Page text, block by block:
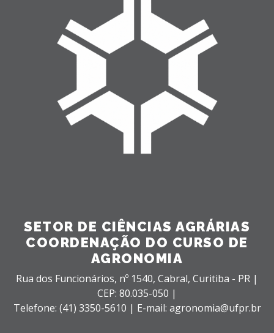
SETOR DE CIÊNCIAS AGRÁRIAS
COORDENAÇÃO DO CURSO DE
AGRONOMIA
Rua dos Funcionários, nº 1540, Cabral, Curitiba - PR |
CEP: 80.035-050 |
Telefone: (41) 3350-5610 | E-mail: agronomia@ufpr.br